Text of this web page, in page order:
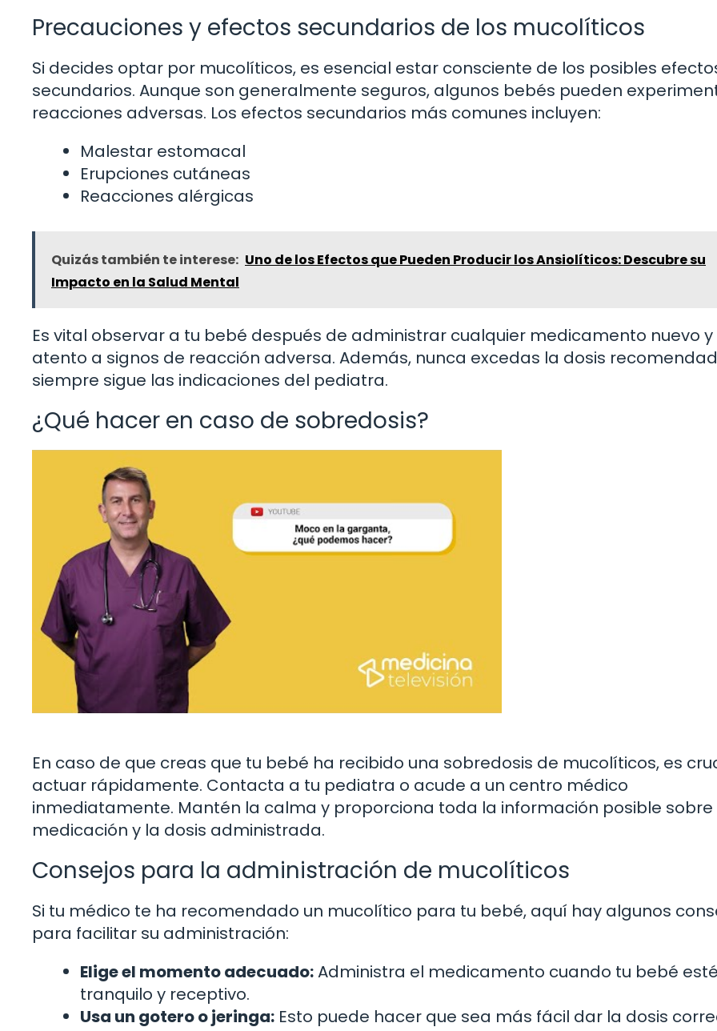
Precauciones y efectos secundarios de los mucolíticos
Si decides optar por mucolíticos, es esencial estar consciente de los posibles
secundarios. Aunque son generalmente seguros, algunos bebés pueden
reacciones adversas. Los efectos secundarios más comunes incluyen:
Malestar estomacal
Erupciones cutáneas
Reacciones alérgicas
Quizás también te interese: Uno de los Efectos que Pueden Producir los Ansiolíticos: Descubre su
Impacto en la Salud Mental
Es vital observar a tu bebé después de administrar cualquier medicamento nuevo
atento a signos de reacción adversa. Además, nunca excedas la dosis
siempre sigue las indicaciones del pediatra.
¿Qué hacer en caso de sobredosis?
En caso de que creas que tu bebé ha recibido una sobredosis de mucolíticos, es
actuar rápidamente. Contacta a tu pediatra o acude a un centro médico
inmediatamente. Mantén la calma y proporciona toda la información posible sobre
medicación y la dosis administrada.
Consejos para la administración de mucolíticos
Si tu médico te ha recomendado un mucolítico para tu bebé, aquí hay algunos
para facilitar su administración:
Elige el momento adecuado:Administra el medicamento cuando tu bebé esté
tranquilo y receptivo.
Usa un gotero o jeringa: Esto puede hacer que sea más fácil dar la dosis